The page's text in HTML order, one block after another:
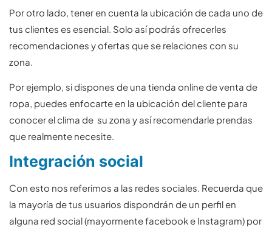
Por otro lado, tener en cuenta la ubicación de cada uno de
tus clientes es esencial. Solo así podrás ofrecerles
recomendaciones y ofertas que se relaciones con su
zona.
Por ejemplo, si dispones de una tienda online de venta de
ropa, puedes enfocarte en la ubicación del cliente para
conocer el clima de su zona y así recomendarle prendas
que realmente necesite.
Integración social
Con esto nos referimos a las redes sociales. Recuerda que
la mayoría de tus usuarios dispondrán de un perfil en
alguna red social (mayormente facebook e Instagram) por